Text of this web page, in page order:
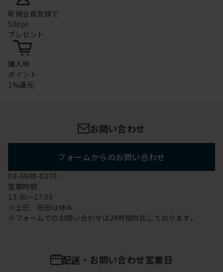
新規会員登録で
500pt
プレゼント
購入時
ポイント
1%還元
お問い合わせ
フォームからのお問い合わせ
03-6908-8370
営業時間
13:30～17:00
※土日 祝日は休み
※フォームでのお問い合わせは24時間対応しております。
配送・お問い合わせ営業日